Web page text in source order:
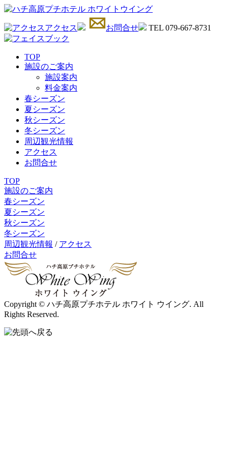
アクセス お問合せ TEL 079-667-8731
TOP
施設のご案内
施設案内
料金案内
春シーズン
夏シーズン
秋シーズン
冬シーズン
周辺観光情報
アクセス
お問合せ
TOP
施設のご案内
春シーズン
夏シーズン
秋シーズン
冬シーズン
周辺観光情報 / アクセス
お問合せ
Copyright © ハチ高原プチホテル ホワイト ウイング. All
Rights Reserved.